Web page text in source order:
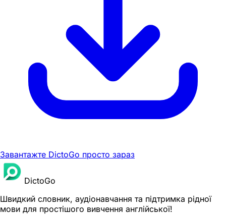
Завантажте DictoGo просто зараз
DictoGo
Швидкий словник, аудіонавчання та підтримка рідної
мови для простішого вивчення англійської!